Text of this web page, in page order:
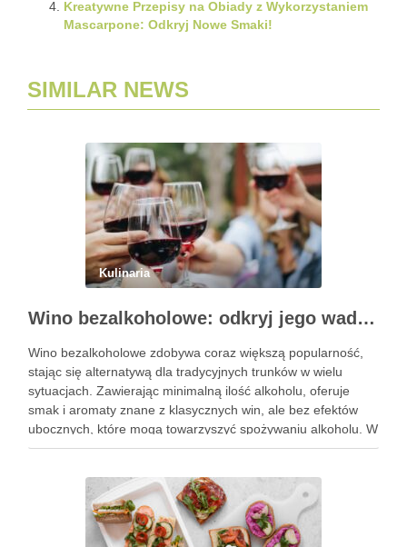
Kreatywne Przepisy na Obiady z Wykorzystaniem
Mascarpone: Odkryj Nowe Smaki!
SIMILAR NEWS
Kulinaria
Wino bezalkoholowe: odkryj jego wady i zalety
Wino bezalkoholowe zdobywa coraz większą popularność,
stając się alternatywą dla tradycyjnych trunków w wielu
sytuacjach. Zawierając minimalną ilość alkoholu, oferuje
smak i aromaty znane z klasycznych win, ale bez efektów
ubocznych, które mogą towarzyszyć spożywaniu alkoholu. W
obliczu rosnącej świadomości zdrowotnej, wiele osób